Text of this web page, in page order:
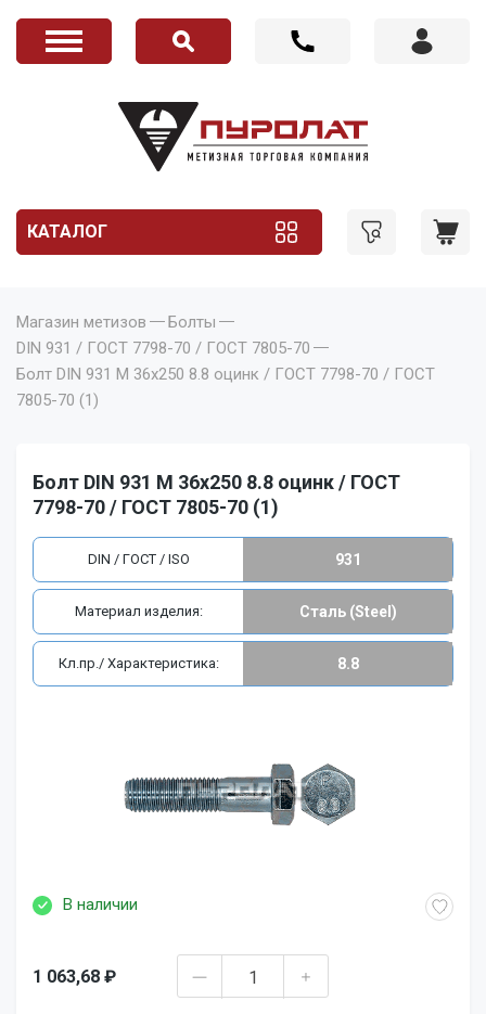
КАТАЛОГ
Магазин метизов
Болты
DIN 931 / ГОСТ 7798-70 / ГОСТ 7805-70
Болт DIN 931 M 36x250 8.8 оцинк / ГОСТ 7798-70 / ГОСТ
7805-70 (1)
Болт DIN 931 M 36x250 8.8 оцинк / ГОСТ
7798-70 / ГОСТ 7805-70 (1)
В наличии
1 063,68 ₽
DIN / ГОСТ / ISO 931
Материал изделия: Сталь (Steel)
Кл.пр./ Характеристика: 8.8